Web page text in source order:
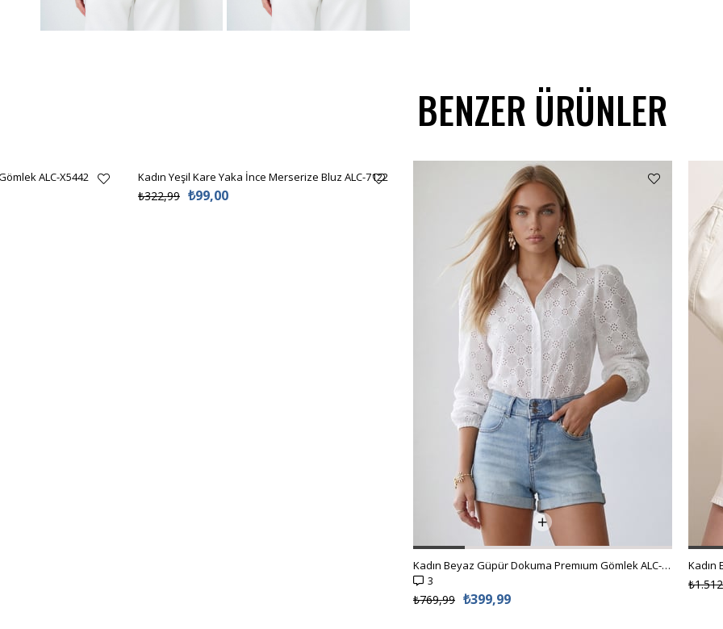
BENZER ÜRÜNLER
ALC-X5442 Kadın Yeşil Kare Yaka İnce Merserize Bluz ALC-7122
₺99,00
₺322,99
Kadın Beyaz Güpür Dokuma Premıum Gömlek ALC-X4366
3
₺399,99
₺769,99